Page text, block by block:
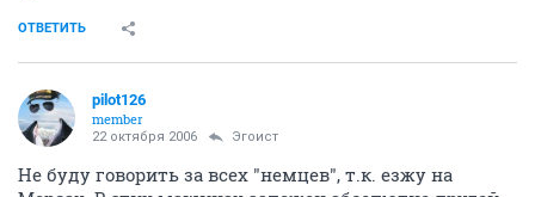
member
22 октября 2006